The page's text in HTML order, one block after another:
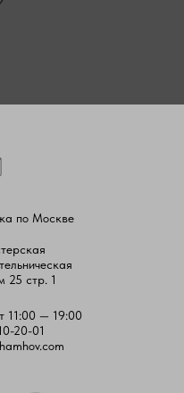
25 стр. 1
11:00 — 19:00
20-01
по Москве